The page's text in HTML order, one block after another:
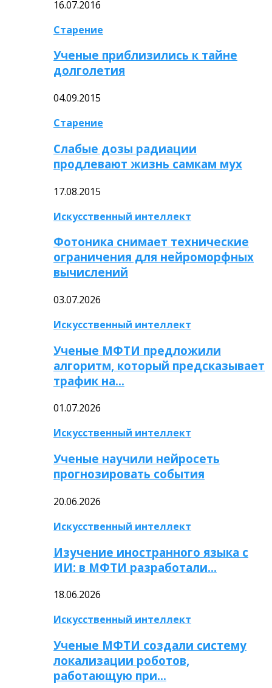
16.07.2016
Старение
Ученые приблизились к тайне
долголетия
04.09.2015
Старение
Слабые дозы радиации
продлевают жизнь самкам мух
17.08.2015
Искусственный интеллект
Фотоника снимает технические
ограничения для нейроморфных
вычислений
03.07.2026
Искусственный интеллект
Ученые МФТИ предложили
алгоритм, который предсказывает
трафик на…
01.07.2026
Искусственный интеллект
Ученые научили нейросеть
прогнозировать события
20.06.2026
Искусственный интеллект
Изучение иностранного языка с
ИИ: в МФТИ разработали…
18.06.2026
Искусственный интеллект
Ученые МФТИ создали систему
локализации роботов,
работающую при…